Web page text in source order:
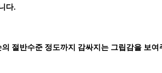
다.
절반수준 정도까지 감싸지는 그립감을 보